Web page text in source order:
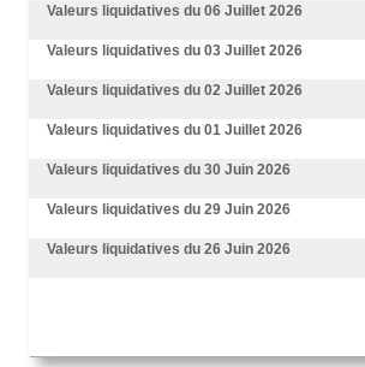
Valeurs liquidatives du 06 Juillet 2026
Valeurs liquidatives du 03 Juillet 2026
Valeurs liquidatives du 02 Juillet 2026
Valeurs liquidatives du 01 Juillet 2026
Valeurs liquidatives du 30 Juin 2026
Valeurs liquidatives du 29 Juin 2026
Valeurs liquidatives du 26 Juin 2026